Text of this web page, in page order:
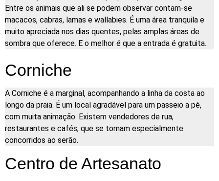
Entre os animais que ali se podem observar contam-se
macacos, cabras, lamas e wallabies. É uma área tranquila e
muito apreciada nos dias quentes, pelas amplas áreas de
sombra que oferece. E o melhor é que a entrada é gratuita.
Corniche
A Corniche é a marginal, acompanhando a linha da costa ao
longo da praia. É um local agradável para um passeio a pé,
com muita animação. Existem vendedores de rua,
restaurantes e cafés, que se tornam especialmente
concorridos ao serão.
Centro de Artesanato